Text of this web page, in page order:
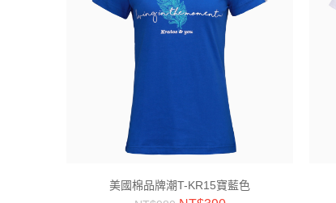
美國棉品牌潮T-KR15寶藍色